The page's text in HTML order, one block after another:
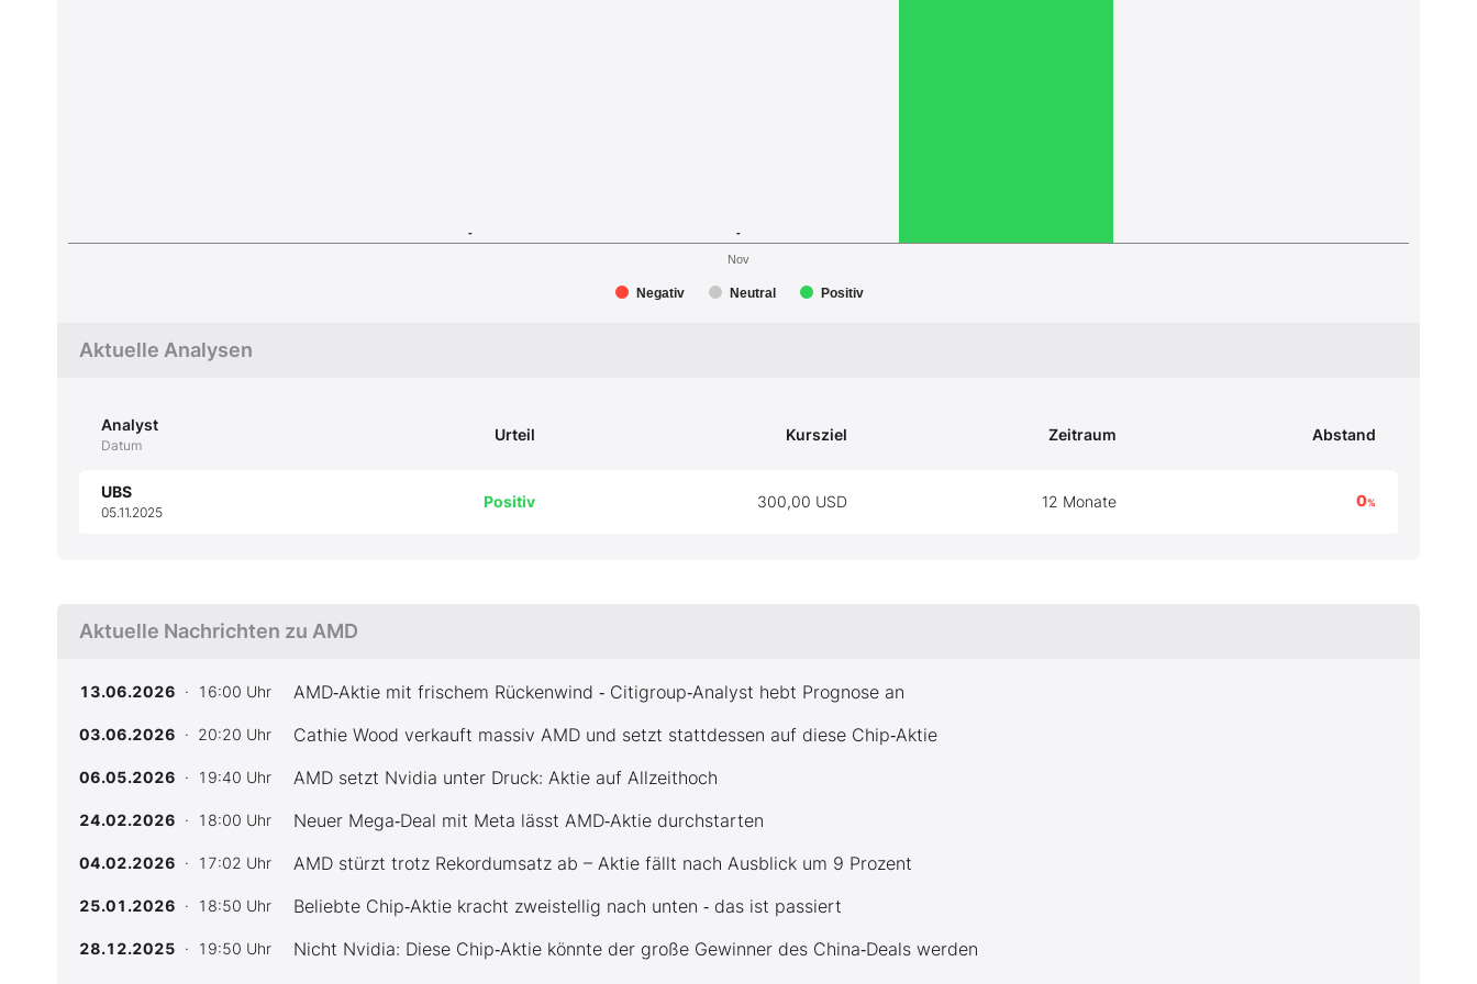
- -
Negativ Neutral Positiv
Nov
Aktuelle Analysen
Analyst
Datum
Urteil Kursziel Zeitraum Abstand
UBS
05.11.2025
Positiv 300,00 USD 12 Monate 0%
Aktuelle Nachrichten zu AMD
13.06.2026 · 16:00 Uhr AMD‑Aktie mit frischem Rückenwind ‑ Citigroup‑Analyst hebt Prognose an
03.06.2026 · 20:20 Uhr Cathie Wood verkauft massiv AMD und setzt stattdessen auf diese Chip‑Aktie
06.05.2026 · 19:40 Uhr AMD setzt Nvidia unter Druck: Aktie auf Allzeithoch
24.02.2026 · 18:00 Uhr Neuer Mega‑Deal mit Meta lässt AMD‑Aktie durchstarten
04.02.2026 · 17:02 Uhr AMD stürzt trotz Rekordumsatz ab – Aktie fällt nach Ausblick um 9 Prozent
25.01.2026 · 18:50 Uhr Beliebte Chip‑Aktie kracht zweistellig nach unten ‑ das ist passiert
28.12.2025 · 19:50 Uhr Nicht Nvidia: Diese Chip‑Aktie könnte der große Gewinner des China‑Deals werden